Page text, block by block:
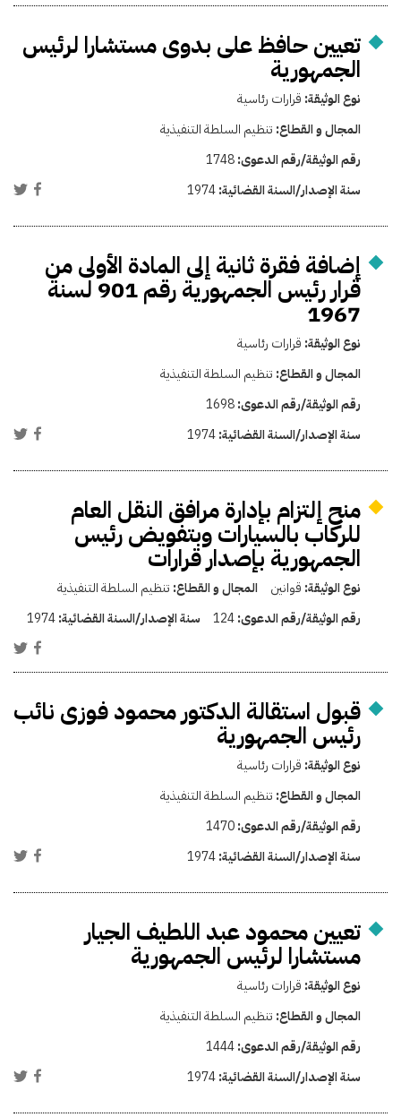
تعيين حافظ على بدوى مستشارا لرئيس
الجمهورية
نوع الوثيقة: قرارات رئاسية
المجال و القطاع: تنظيم السلطة التنفيذية
رقم الوثيقة/رقم الدعوى:1748
سنة الإصدار/السنة القضائية:1974
إضافة فقرة ثانية إلى المادة الأولى من
قرار رئيس الجمهورية رقم 901 لسنة
1967
نوع الوثيقة: قرارات رئاسية
المجال و القطاع: تنظيم السلطة التنفيذية
رقم الوثيقة/رقم الدعوى:1698
سنة الإصدار/السنة القضائية:1974
منح إلتزام بإدارة مرافق النقل العام
للركاب بالسيارات وبتفويض رئيس
الجمهورية بإصدار قرارات
نوع الوثيقة: قوانين المجال و القطاع: تنظيم السلطة التنفيذية
رقم الوثيقة/رقم الدعوى:124 سنة الإصدار/السنة القضائية:1974
قبول استقالة الدكتور محمود فوزى نائب
رئيس الجمهورية
نوع الوثيقة: قرارات رئاسية
المجال و القطاع: تنظيم السلطة التنفيذية
رقم الوثيقة/رقم الدعوى:1470
سنة الإصدار/السنة القضائية:1974
تعيين محمود عبد اللطيف الجيار
مستشارا لرئيس الجمهورية
نوع الوثيقة: قرارات رئاسية
المجال و القطاع: تنظيم السلطة التنفيذية
رقم الوثيقة/رقم الدعوى:1444
سنة الإصدار/السنة القضائية:1974